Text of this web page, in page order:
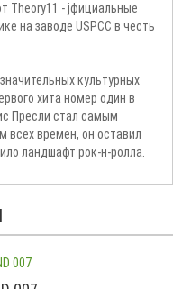
Theory11 - jфициальные
на заводе USPCC в честь
культурных
хита номер один в
Пресли стал самым
времен, он оставил
ландшафт рок-н-ролла.